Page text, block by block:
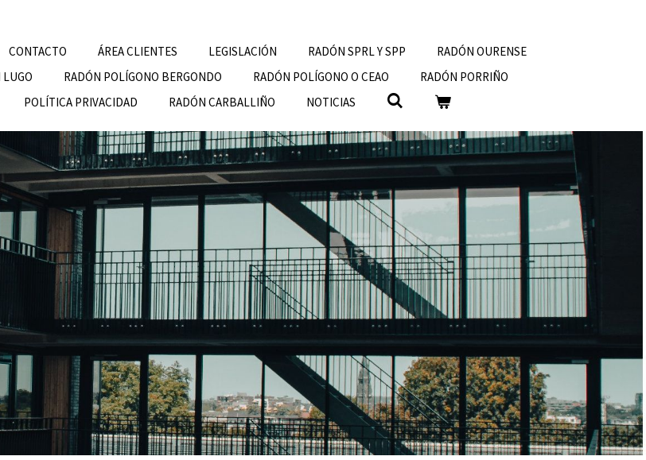
CONTACTO ÁREA CLIENTES LEGISLACIÓN RADÓN SPRL Y SPP
RADÓN OURENSE
LUGO RADÓN POLÍGONO BERGONDO RADÓN POLÍGONO O CEAO
RADÓN PORRIÑO
POLÍTICA PRIVACIDAD RADÓN CARBALLIÑO NOTICIAS